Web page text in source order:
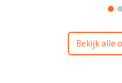
Bekijk alle